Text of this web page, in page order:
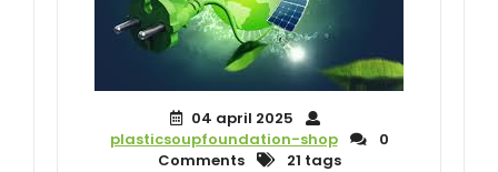
04 april 2025
plasticsoupfoundation-shop
0
Comments
21 tags